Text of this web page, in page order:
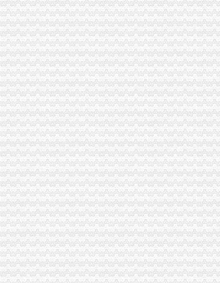
枫叶鱼：深圳海关对于通关无纸
上海通关无纸化实现海陆空全覆盖-国内经济新闻-好买基金网
北京海关：整车通关效率大提升通关作业无纸化全覆盖-新闻快讯-中
山东口岸推进通关作业无纸化改革-中国金融信息网
绵海关启用无纸化通关模式简化手续提高效率_四川在线
南宁海关7月1日将试点无纸化通关-广西新闻网
天津海关通关作业无纸化改革进入通关读秒时代_中国经济网——国家
上海海关通关无纸化全覆盖日均单量超过3万份-拓荒族
无纸化通关,快仅10秒-瑞安说事-瑞安论坛
南宁海关7月1日将试点无纸化通关-广西新闻网
武汉海关启动通关无纸化改革企业快10秒完成通关--湖北频道--网
金山海关通关无纸化试点一年来,“电子单”达近万票--上海频道--
上海通关无纸化实现海陆空全覆盖_综合新闻_中国物流与采购网
粤4海关试点无纸化通关_国内新闻_环球网
唐山海关启动通关无纸化作业12秒顺利办结通关手续-区域经济-民主与
海关通关作业无纸化企业范围扩大至所有信用等级企业_国内_新民网
海关通关作业无纸化企业范围扩大至所有信用等级企业_国内财经_财经
梧州海关通关作业无纸化改革扩大范围_广西新闻网_梧州红豆网
广西梧州市门户网站--梧州海关通关作业无纸化改革为企业减
梧州海关通关作业无纸化改革扩大范围_房产资讯_新民网
大同市无纸化通关网上签约-电子-久久信息网
怎么查无纸化申请是否通过？-海关百问
太原海关实施通关作业无纸化改革_2013年终策划之《改变》_山西新
海关通关作业无纸化实现企业全覆盖-天山网
[股市360]上海通关无纸化实现海陆空全覆盖国内财经-财经
海关无纸化通关全覆盖河北余家企业可享红利_河北频道_凤凰网
海关通关作业无纸化企业范围扩大至所有信用等级企业-头条热点-E都市